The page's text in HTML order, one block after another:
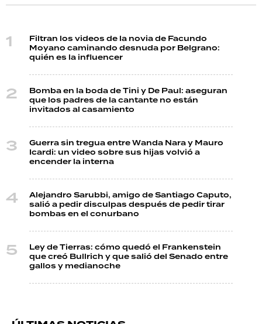
Filtran los videos de la novia de Facundo
Moyano caminando desnuda por Belgrano:
quién es la influencer
Bomba en la boda de Tini y De Paul: aseguran
que los padres de la cantante no están
invitados al casamiento
Guerra sin tregua entre Wanda Nara y Mauro
Icardi: un video sobre sus hijas volvió a
encender la interna
Alejandro Sarubbi, amigo de Santiago Caputo,
salió a pedir disculpas después de pedir tirar
bombas en el conurbano
Ley de Tierras: cómo quedó el Frankenstein
que creó Bullrich y que salió del Senado entre
gallos y medianoche